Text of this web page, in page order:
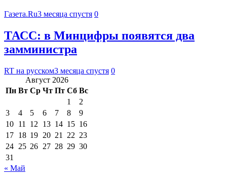
Газета.Ru3 месяца спустя 0
ТАСС: в Минцифры появятся два
замминистра
RT на русском3 месяца спустя 0
Август 2026
Пн Вт Ср Чт Пт Сб Вс
1
2
3
4 5 6 7 8
9
10 11 12 13 14 15 16
17 18 19 20 21 22 23
24 25 26 27 28 29 30
31
« Май